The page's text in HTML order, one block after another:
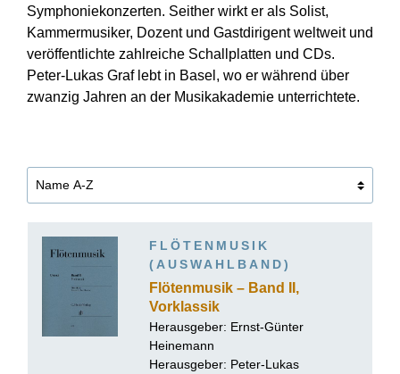
Symphoniekonzerten. Seither wirkt er als Solist,
Kammermusiker, Dozent und Gastdirigent weltweit und
veröffentlichte zahlreiche Schallplatten und CDs.
Peter-Lukas Graf lebt in Basel, wo er während über
zwanzig Jahren an der Musikakademie unterrichtete.
FLÖTENMUSIK
(AUSWAHLBAND)
Flötenmusik – Band II,
Vorklassik
Herausgeber: Ernst-Günter
Heinemann
Herausgeber: Peter-Lukas